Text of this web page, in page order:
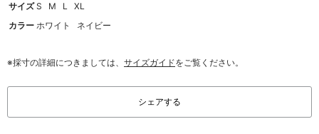
サイズ S M L XL
カラー ホワイト ネイビー
※採寸の詳細につきましては、 サイズガイドをご覧ください。
シェアする